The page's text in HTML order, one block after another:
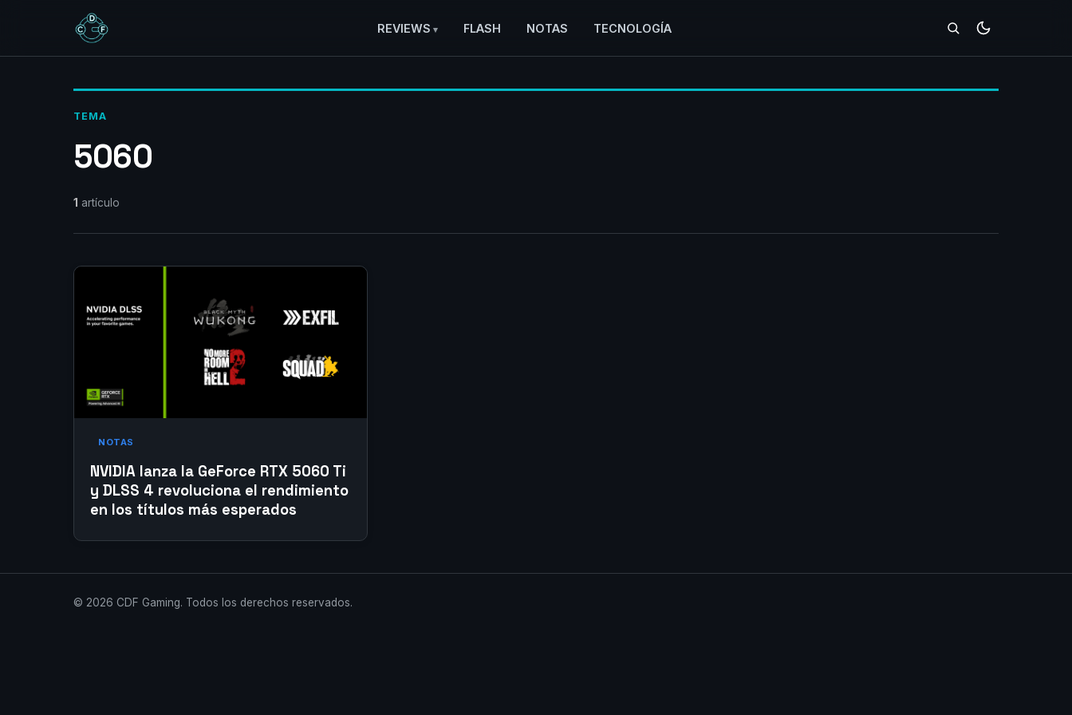
REVIEWS FLASH NOTAS TECNOLOGÍA
TEMA
5060
1 artículo
NOTAS
NVIDIA lanza la GeForce RTX 5060 Ti
y DLSS 4 revoluciona el rendimiento
en los títulos más esperados
© 2026 CDF Gaming. Todos los derechos reservados.